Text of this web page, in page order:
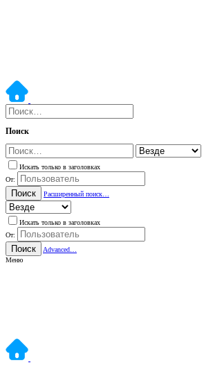
Поиск
Искать только в заголовках
От:
Поиск Расширенный поиск…
Искать только в заголовках
От:
Поиск
Advanced…
Меню